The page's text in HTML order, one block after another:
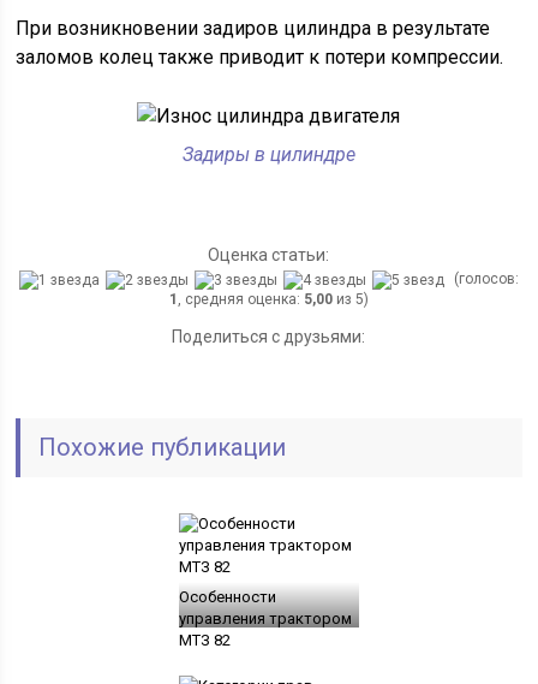
При возникновении задиров цилиндра в результате
заломов колец также приводит к потери компрессии.
Задиры в цилиндре
Оценка статьи:
(голосов:
1 , средняя оценка: 5,00из 5)
Поделиться с друзьями:
Похожие публикации
Особенности
управления трактором
МТЗ 82